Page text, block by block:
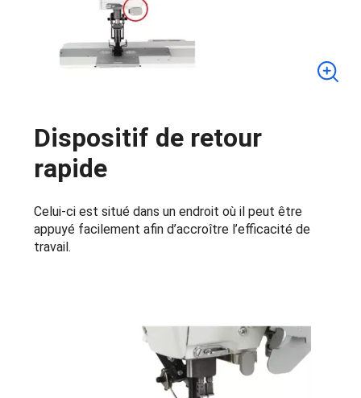
Dispositif de retour
rapide
Celui-ci est situé dans un endroit où il peut être
appuyé facilement afin d’accroître l’efficacité de
travail.